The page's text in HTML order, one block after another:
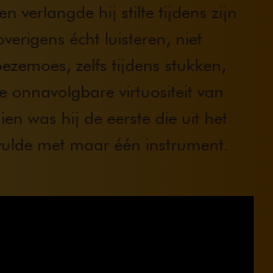
verlangde hij stilte tijdens zijn
écht luisteren, niet
zelfs tijdens stukken,
onnavolgbare virtuositeit van
was hij de eerste die uit het
met maar één instrument.